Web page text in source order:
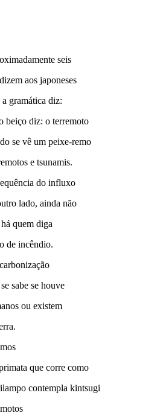
seis
aos japoneses
gramática diz:
beiço diz: o terremoto
se vê um peixe-remo
e tsunamis.
do influxo
lado, ainda não
quem diga
de incêndio.
sabe se houve
ou existem
que corre como
contempla kintsugi